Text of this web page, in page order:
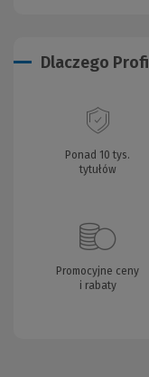
Dlaczego
Ponad 10 tys.
tytułów
Promocyjne ceny
i rabaty